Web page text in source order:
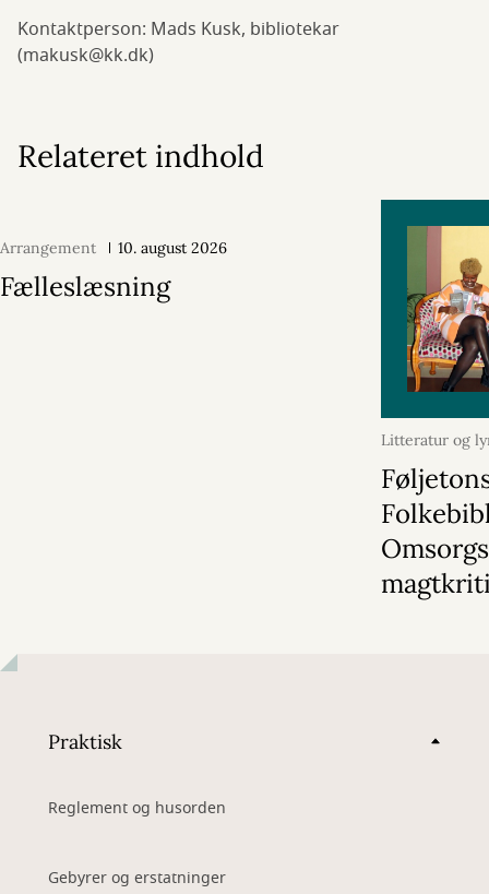
Kontaktperson: Mads Kusk, bibliotekar
(makusk@kk.dk)
Relateret indhold
Arrangement 10. august 2026
Fælleslæsning
Litteratur og
oktober 2024
Praktisk
Reglement og husorden
Gebyrer og erstatninger